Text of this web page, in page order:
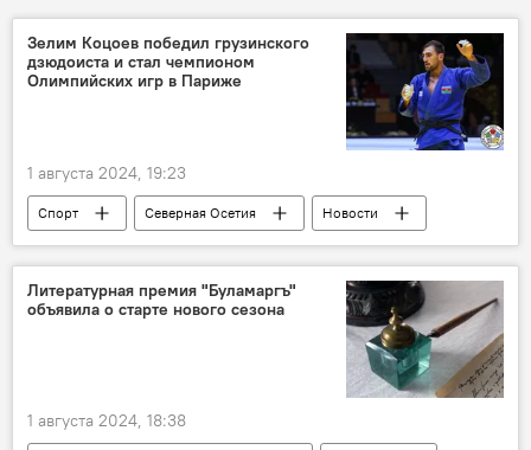
Зелим Коцоев победил грузинского
дзюдоиста и стал чемпионом
Олимпийских игр в Париже
1 августа 2024, 19:23
Спорт Северная Осетия
Новости
Дзюдо
единоборства
Литературная премия "Буламаргъ"
объявила о старте нового сезона
1 августа 2024, 18:38